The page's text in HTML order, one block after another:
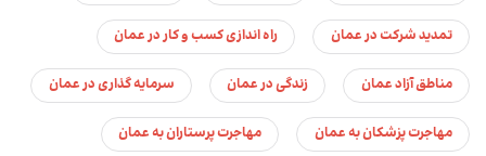
تمدید شرکت در عمان راه اندازی کسب و کار در عمان
مناطق آزاد عمان زندگی در عمان سرمایه گذاری در عمان
مهاجرت پزشکان به عمان مهاجرت پرستاران به عمان